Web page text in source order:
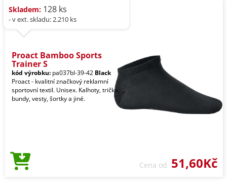
Skladem: 128 ks
- v ext. skladu: 2.210 ks
Proact Bamboo Sports
Trainer S
kód výrobku: pa037bl-39-42 Black
Proact - kvalitní značkový reklamní
sportovní textil. Unisex. Kalhoty, trička,
bundy, vesty, šortky a jiné.
Cena od 51,60Kč